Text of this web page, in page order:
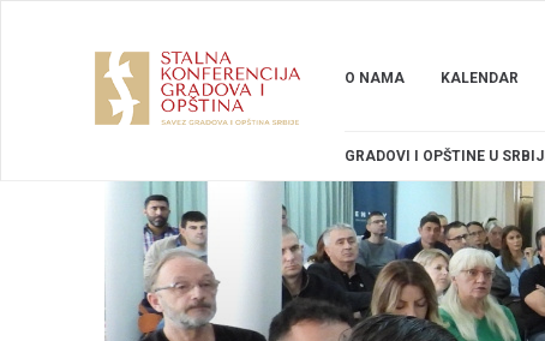
O NAMA KALENDAR
GRADOVI I OPŠTINE U SRBIJI